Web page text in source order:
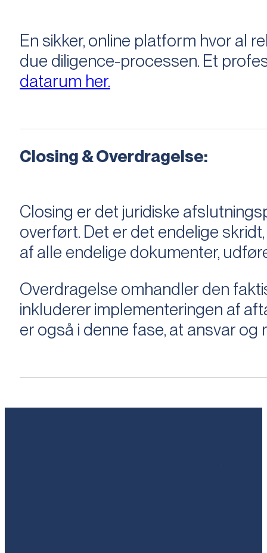
En sikker, online platform hvor al
due diligence-processen. Et
datarum her.
Closing & Overdragelse:
Closing er det juridiske
overført. Det er det endelige
af alle endelige dokumenter,
Overdragelse omhandler den
inkluderer implementeringen af
er også i denne fase, at ansvar